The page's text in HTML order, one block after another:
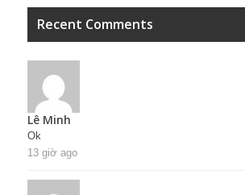
Recent Comments
Lê Minh
Ok
13 giờ ago